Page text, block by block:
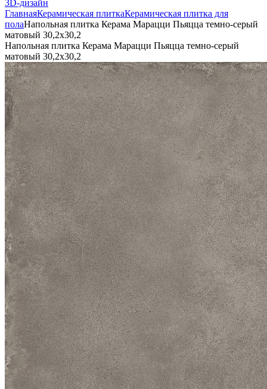
3D-дизайн
ГлавнаяКерамическая плиткаКерамическая плитка для
полаНапольная плитка Керама Марацци Пьяцца темно-серый
матовый 30,2x30,2
Напольная плитка Керама Марацци Пьяцца темно-серый
матовый 30,2x30,2